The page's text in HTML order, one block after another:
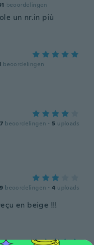
beoordelingen
un nr.in più
beoordelingen
beoordelingen · 5 uploads
beoordelingen · 4 uploads
en beige !!!